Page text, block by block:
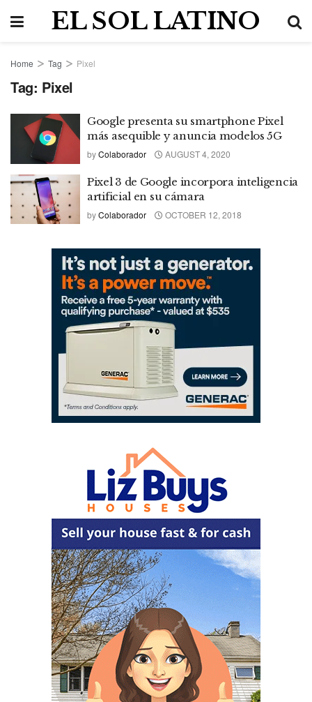
EL SOL LATINO
Home Tag Pixel
Tag: Pixel
Google presenta su smartphone Pixel
más asequible y anuncia modelos 5G
byColaborador AUGUST 4, 2020
Pixel 3 de Google incorpora inteligencia
artificial en su cámara
byColaborador OCTOBER 12, 2018